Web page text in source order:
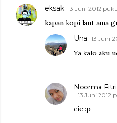
eksak 13 Juni 2012
kapan kopi laut ama
Una 13 Juni
Ya kalo aku
Noorma
13 Juni 2012
cie :p